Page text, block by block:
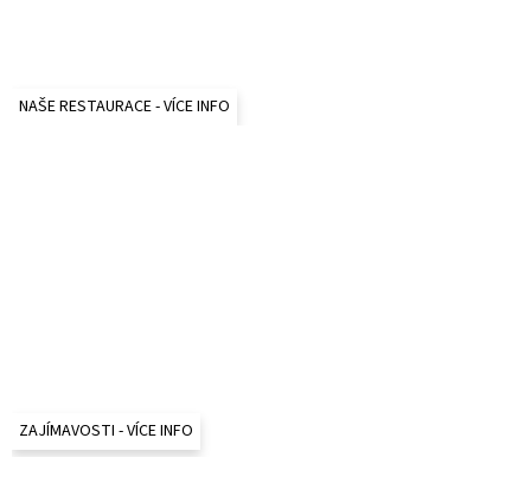
NAŠE RESTAURACE - VÍCE INFO
ZAJÍMAVOSTI - VÍCE INFO